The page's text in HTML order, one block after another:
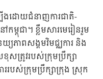
ងដោយជំនាញការជាតិ-
កម្ពុជា។ ខ្លឹមសារមេរៀនរួម
ភាពសង្គមវិមជ្ឈការ និង
ខុសត្រូវរបស់ក្រុមប្រឹក្សា
ាររបស់ក្រុមប្រឹក្សាក្រុង ស្រុក